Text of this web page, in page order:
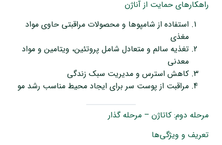
راهکارهای حمایت از آناژن
استفاده از شامپوها و محصولات مراقبتی حاوی مواد
مغذی
تغذیه سالم و متعادل شامل پروتئین، ویتامین و مواد
معدنی
کاهش استرس و مدیریت سبک زندگی
مراقبت از پوست سر برای ایجاد محیط مناسب رشد مو
مرحله دوم: کاتاژن – مرحله گذار
تعریف و ویژگی‌ها